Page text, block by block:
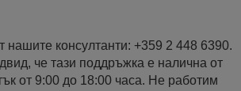
нашите консултанти: +359 2 448 6390.
че тази поддръжка е налична от
от 9:00 до 18:00 часа. Не работим